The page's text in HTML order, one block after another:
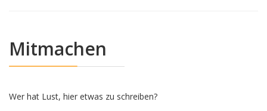
Mitmachen
Wer hat Lust, hier etwas zu schreiben?